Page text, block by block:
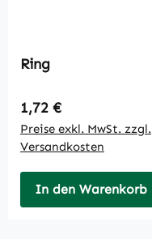
Ring
Regulärer Preis:
1,72 €
Preise exkl. MwSt. zzgl.
Versandkosten
In den Warenkorb